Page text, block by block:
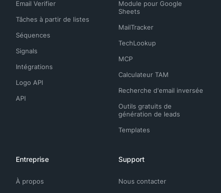
Email Verifier
Tâches à partir de listes
Séquences
Signals
Intégrations
Logo API
API
Module pour Google
Sheets
MailTracker
TechLookup
MCP
Calculateur TAM
Recherche d'email inversée
Outils gratuits de
génération de leads
Templates
Entreprise
À propos
Support
Nous contacter